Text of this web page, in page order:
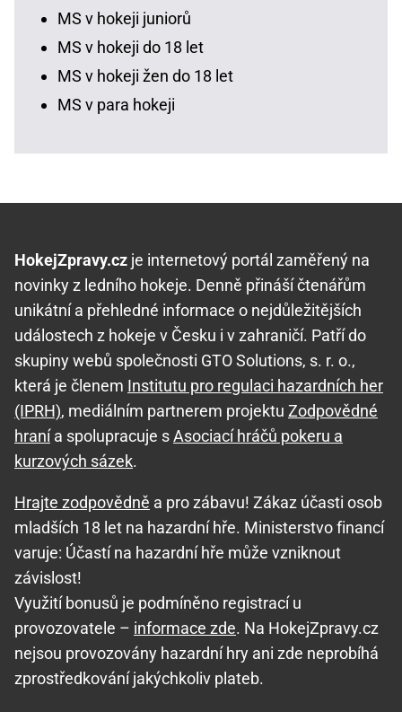
MS v hokeji juniorů
MS v hokeji do 18 let
MS v hokeji žen do 18 let
MS v para hokeji
HokejZpravy.cz je internetový portál zaměřený na
novinky z ledního hokeje. Denně přináší čtenářům
unikátní a přehledné informace o nejdůležitějších
událostech z hokeje v Česku i v zahraničí. Patří do
skupiny webů společnosti GTO Solutions, s. r. o.,
která je členem Institutu pro regulaci hazardních her
(IPRH), mediálním partnerem projektu Zodpovědné
hranía spolupracuje sAsociací hráčů pokeru a
kurzových sázek.
Hrajte zodpovědně a pro zábavu! Zákaz účasti osob
mladších 18 let na hazardní hře. Ministerstvo financí
varuje: Účastí na hazardní hře může vzniknout
závislost!
Využití bonusů je podmíněno registrací u
provozovatele – informace zde. Na HokejZpravy.cz
nejsou provozovány hazardní hry ani zde neprobíhá
zprostředkování jakýchkoliv plateb.